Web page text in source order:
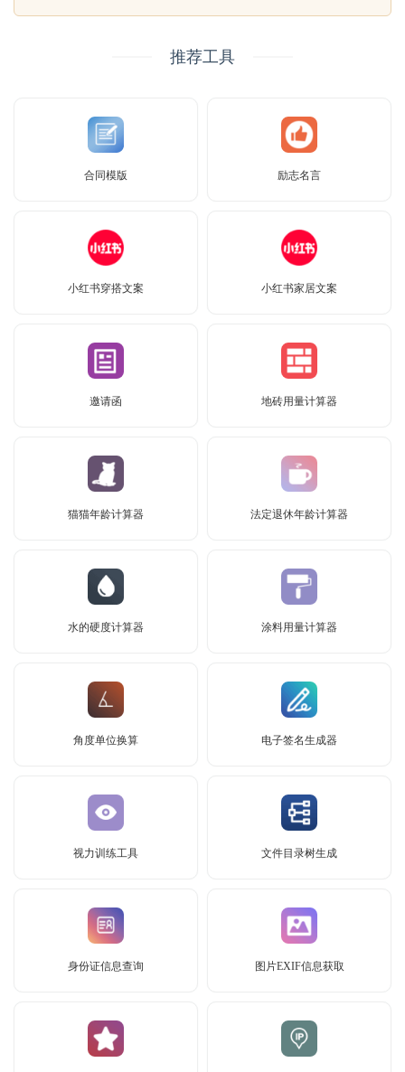
推荐工具
合同模版 励志名言
小红书穿搭文案 小红书家居文案
邀请函 地砖用量计算器
猫猫年龄计算器 法定退休年龄计算器
水的硬度计算器 涂料用量计算器
角度单位换算 电子签名生成器
视力训练工具 文件目录树生成
身份证信息查询 图片EXIF信息获取